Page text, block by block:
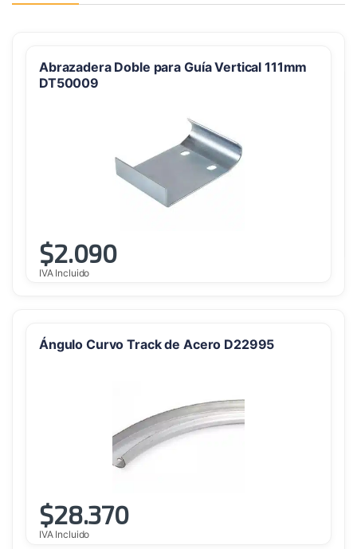
Abrazadera Doble para Guía Vertical 111mm
DT50009
$2.090
IVA Incluido
Ángulo Curvo Track de Acero D22995
$28.370
IVA Incluido